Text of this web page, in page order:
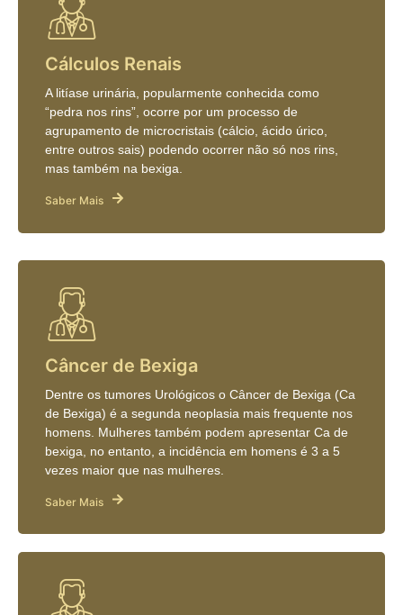
Cálculos Renais
A litíase urinária, popularmente conhecida como
“pedra nos rins”, ocorre por um processo de
agrupamento de microcristais (cálcio, ácido úrico,
entre outros sais) podendo ocorrer não só nos rins,
mas também na bexiga.
Saber Mais
Câncer de Bexiga
Dentre os tumores Urológicos o Câncer de Bexiga (Ca
de Bexiga) é a segunda neoplasia mais frequente nos
homens. Mulheres também podem apresentar Ca de
bexiga, no entanto, a incidência em homens é 3 a 5
vezes maior que nas mulheres.
Saber Mais